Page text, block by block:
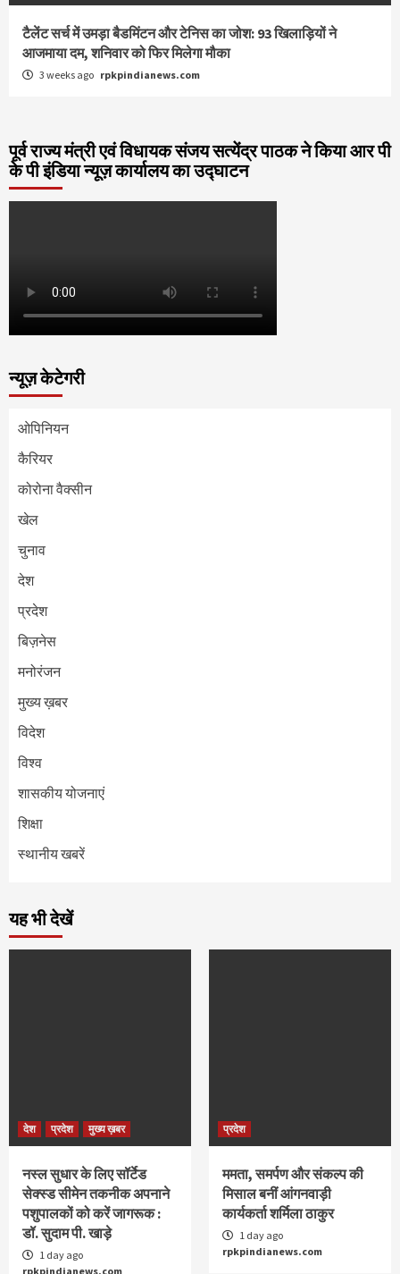
टैलेंट सर्च में उमड़ा बैडमिंटन और टेनिस का जोश: 93 खिलाड़ियों ने
आजमाया दम, शनिवार को फिर मिलेगा मौका
3 weeks ago rpkpindianews.com
पूर्व राज्य मंत्री एवं विधायक संजय सत्येंद्र पाठक ने किया आर पी
के पी इंडिया न्यूज़ कार्यालय का उद्घाटन
न्यूज़ केटेगरी
ओपिनियन
कैरियर
कोरोना वैक्सीन
खेल
चुनाव
देश
प्रदेश
बिज़नेस
मनोरंजन
मुख्य ख़बर
विदेश
विश्व
शासकीय योजनाएं
शिक्षा
स्थानीय खबरें
यह भी देखें
देश प्रदेश मुख्य ख़बर
नस्ल सुधार के लिए सॉर्टेड
सेक्स्ड सीमेन तकनीक अपनाने
पशुपालकों को करें जागरूक :
डॉ. सुदाम पी. खाड़े
1 day ago
rpkpindianews.com
प्रदेश
ममता, समर्पण और संकल्प की
मिसाल बनीं आंगनवाड़ी
कार्यकर्ता शर्मिला ठाकुर
1 day ago
rpkpindianews.com